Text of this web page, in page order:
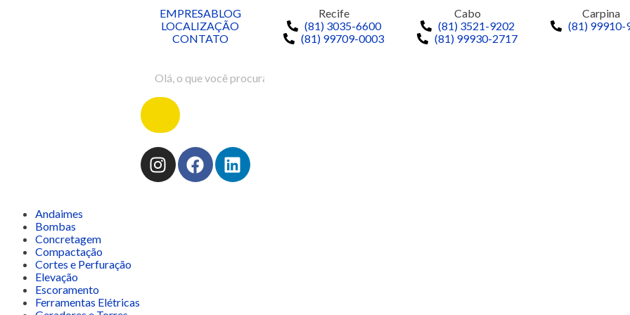
EMPRESABLOG
LOCALIZAÇÃO
CONTATO
Recife
(81) 3035-6600
(81) 99709-0003
Cabo
(81) 3521-9202
(81) 99930-2717
Carpina
(81) 99910-
Andaimes
Bombas
Concretagem
Compactação
Cortes e Perfuração
Elevação
Escoramento
Ferramentas Elétricas